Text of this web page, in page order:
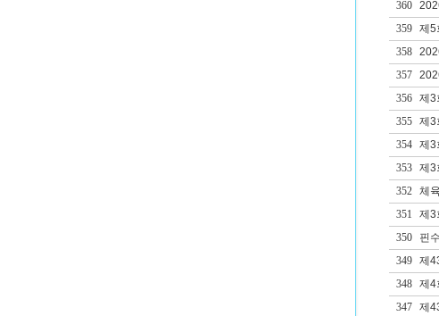
360
359
제5
358
357
356
제3
355
제3
354
제3
353
제3
352
체
351
제3
350
핀
349
제
348
제4
347
제